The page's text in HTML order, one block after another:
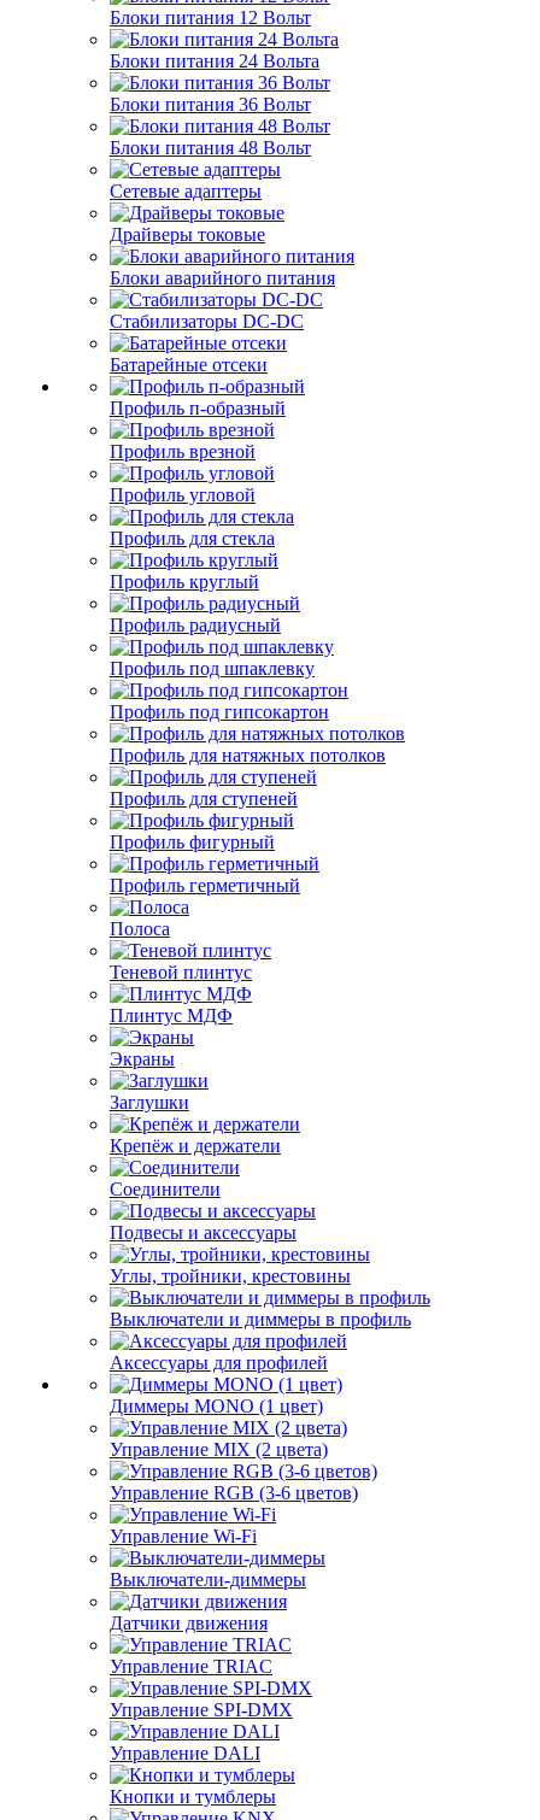
Блоки питания 12 Вольт
Блоки питания 24 Вольта
Блоки питания 36 Вольт
Блоки питания 48 Вольт
Сетевые адаптеры
Драйверы токовые
Блоки аварийного питания
Стабилизаторы DC-DC
Батарейные отсеки
Профиль п-образный
Профиль врезной
Профиль угловой
Профиль для стекла
Профиль круглый
Профиль радиусный
Профиль под шпаклевку
Профиль под гипсокартон
Профиль для натяжных потолков
Профиль для ступеней
Профиль фигурный
Профиль герметичный
Полоса
Теневой плинтус
Плинтус МДФ
Экраны
Заглушки
Крепёж и держатели
Соединители
Подвесы и аксессуары
Углы, тройники, крестовины
Выключатели и диммеры в профиль
Аксессуары для профилей
Диммеры MONO (1 цвет)
Управление MIX (2 цвета)
Управление RGB (3-6 цветов)
Управление Wi-Fi
Выключатели-диммеры
Датчики движения
Управление TRIAC
Управление SPI-DMX
Управление DALI
Кнопки и тумблеры